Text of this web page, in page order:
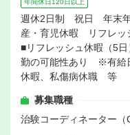
年間休日120日以上
週休2日制 祝日 年末
産・育児休暇 リフレッ
■リフレッシュ休暇（5
勤の可能性あり ※有給
休暇、私傷病休職 等
募集職種
治験コーディネーター（